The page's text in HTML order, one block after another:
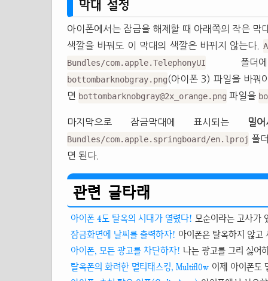
막대 설정
아이폰에서는 잠금을 해제할 때 아래쪽의 작은 막
색깔을 바꿔도 이 막대의 색깔은 바뀌지 않는다.
Bundles/com.apple.TelephonyUI 폴더
bottombarknobgray.png(아이폰 3) 파일을 바꿔
면 bottombarknobgray@2x_orange.png 파일을
마지막으로 잠금막대에 표시되는
밀
Bundles/com.apple.springboard/en.lproj 폴
면 된다.
관련 글타래
아이폰 4도 탈옥의 시대가 열렸다! 모순이라는 고사가
잠금화면에 날씨를 출력하자! 아이폰은 탈옥하지 않고
아이폰, 모든 광고를 차단하자! 나는 광고를 그리 싫어
탈옥폰의 화려한 멀티태스킹, Multifl0w 이제 아이폰도